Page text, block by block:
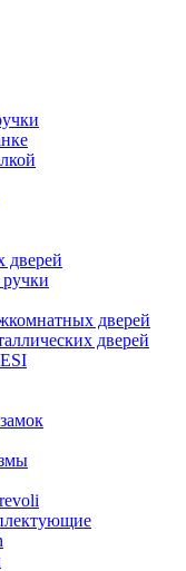
дверей
дверей
дверей